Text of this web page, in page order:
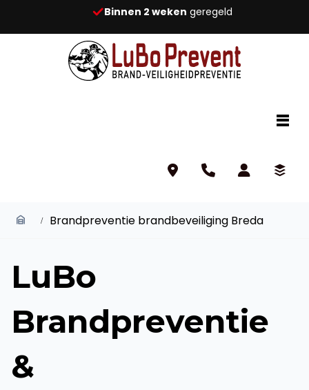
Binnen 2 weken geregeld
Brandpreventie brandbeveiliging Breda
LuBo
Brandpreventie
&